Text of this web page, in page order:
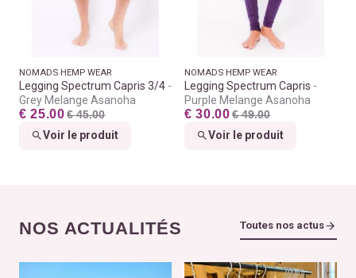
NOMADS HEMP WEAR
Legging Spectrum Capris 3/4
Grey Melange Asanoha
€ 25.00 € 45.00
Voir le produit
NOMADS HEMP WEAR
Legging Spectrum Capris
Purple Melange Asanoha
€ 30.00 € 49.00
Voir le produit
NOS ACTUALITÉS Toutes nos actus